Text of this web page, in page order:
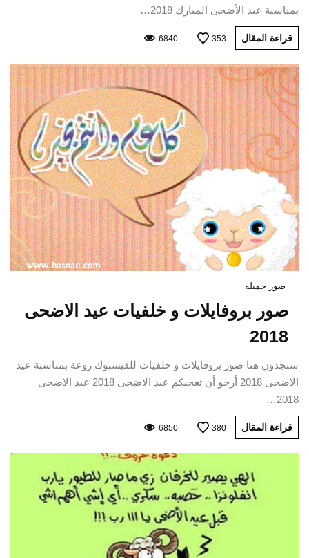
بمناسبة عيد الأضحى المبارك 2018…
قراءة المقال 353
6840
صور جميله
صور بروفايلات و خلفيات عيد الاضحى
2018
ستجدون هنا صور بروفايلات و خلفيات للفيسبوك روعة بمناسبة عيد
الاضحى 2018 أرجو أن تعجبكم عيد الاضحى 2018 عيد الاضحى
2018…
قراءة المقال 380
6850